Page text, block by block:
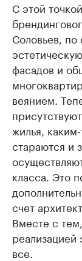
С этой
Соловьев, по
фасадов и
веянием.
жилья,
стараются и
класса. Это
счет
Вместе с
реализацией
все.